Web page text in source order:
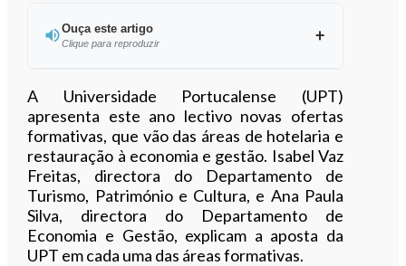
Ouça este artigo
Clique para reproduzir
Ouvir este artigo
A Universidade Portucalense (UPT)
apresenta este ano lectivo novas ofertas
formativas, que vão das áreas de hotelaria e
restauração à economia e gestão. Isabel Vaz
Freitas, directora do Departamento de
Turismo, Património e Cultura, e Ana Paula
Silva, directora do Departamento de
Economia e Gestão, explicam a aposta da
UPT em cada uma das áreas formativas.